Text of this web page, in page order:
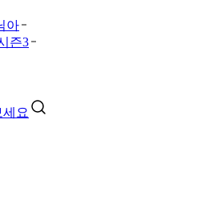
아
즌3
요